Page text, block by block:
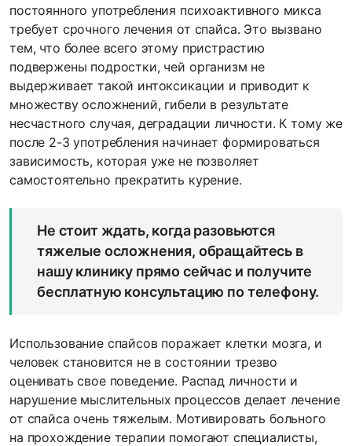
постоянного употребления психоактивного микса
требует срочного лечения от спайса. Это вызвано
тем, что более всего этому пристрастию
подвержены подростки, чей организм не
выдерживает такой интоксикации и приводит к
множеству осложнений, гибели в результате
несчастного случая, деградации личности. К тому же
после 2-3 употребления начинает формироваться
зависимость, которая уже не позволяет
самостоятельно прекратить курение.
Не стоит ждать, когда разовьются
тяжелые осложнения, обращайтесь в
нашу клинику прямо сейчас и получите
бесплатную консультацию по телефону.
Использование спайсов поражает клетки мозга, и
человек становится не в состоянии трезво
оценивать свое поведение. Распад личности и
нарушение мыслительных процессов делает лечение
от спайса очень тяжелым. Мотивировать больного
на прохождение терапии помогают специалисты,